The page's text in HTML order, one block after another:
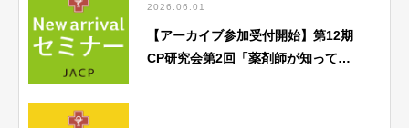
2026.06.01
【アーカイブ参加受付開始】第12期
CP研究会第2回「薬剤師が知ってお